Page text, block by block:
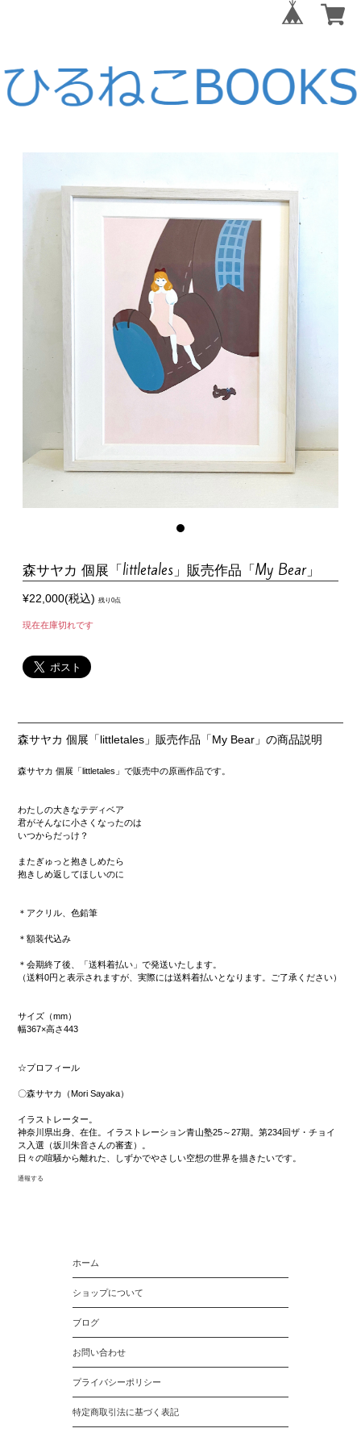
森サヤカ 個展「littletales」販売作品「My Bear」
¥22,000(税込) 残り0点
現在在庫切れです
森サヤカ 個展「littletales」販売作品「My Bear」の商品説明
森サヤカ 個展「littletales」で販売中の原画作品です。
わたしの大きなテディベア
君がそんなに小さくなったのは
いつからだっけ？
またぎゅっと抱きしめたら
抱きしめ返してほしいのに
＊アクリル、色鉛筆
＊額装代込み
＊会期終了後、「送料着払い」で発送いたします。
（送料0円と表示されますが、実際には送料着払いとなります。ご了承ください）
サイズ（mm）
幅367×高さ443
☆プロフィール
〇森サヤカ（Mori Sayaka）
イラストレーター。
神奈川県出身、在住。イラストレーション青山塾25～27期。第234回ザ・チョイ
ス入選（坂川朱音さんの審査）。
日々の喧騒から離れた、しずかでやさしい空想の世界を描きたいです。
通報する
ホーム
ショップについて
ブログ
お問い合わせ
プライバシーポリシー
特定商取引法に基づく表記